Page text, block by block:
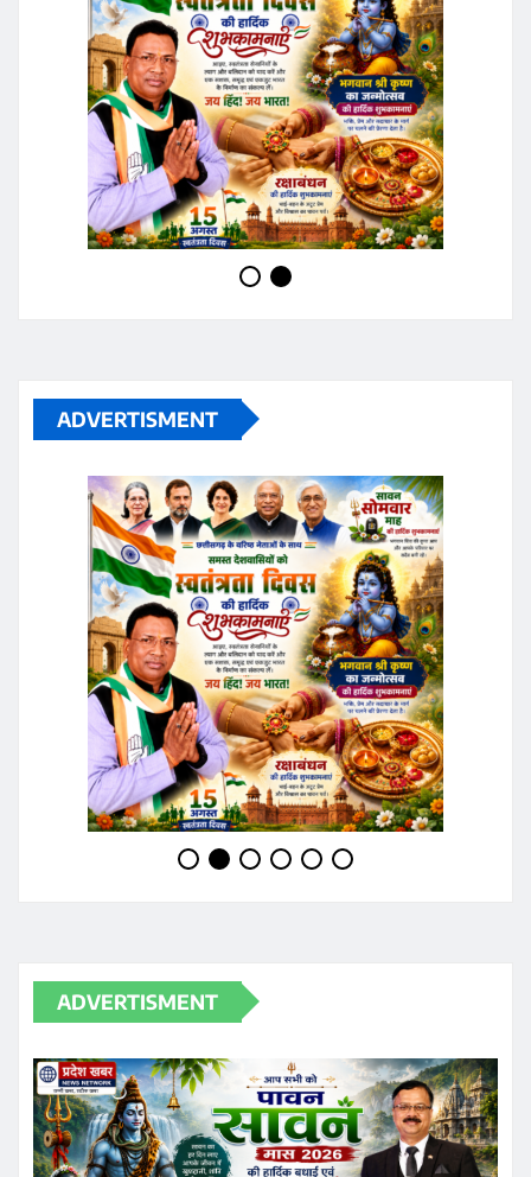
ADVERTISMENT
ADVERTISMENT